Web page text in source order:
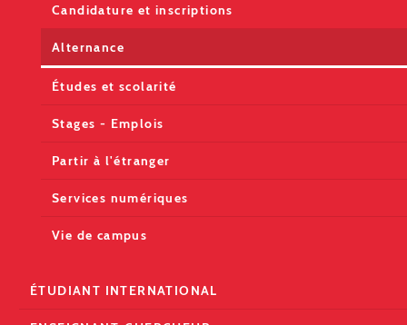
Candidature et inscriptions
Alternance
Études et scolarité
Stages - Emplois
Partir à l'étranger
Services numériques
Vie de campus
ÉTUDIANT INTERNATIONAL